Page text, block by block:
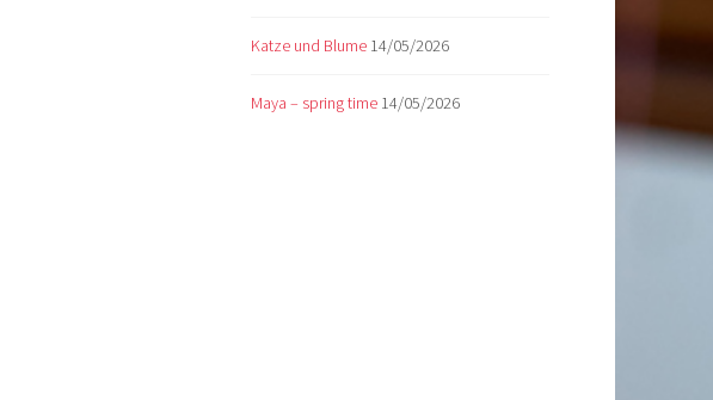
Katze und Blume 14/05/2026
Maya – spring time 14/05/2026